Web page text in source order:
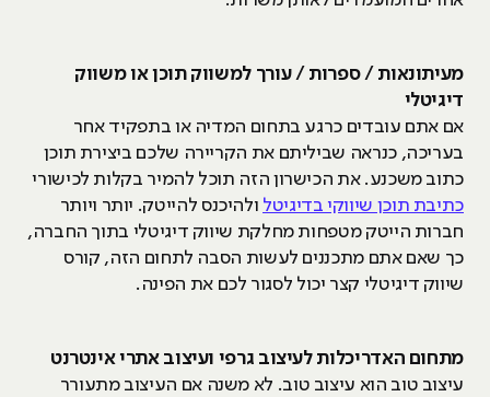
מעיתונאות / ספרות / עורך למשווק תוכן או משווק
דיגיטלי
אם אתם עובדים כרגע בתחום המדיה או בתפקיד אחר
בעריכה, כנראה שביליתם את הקריירה שלכם ביצירת תוכן
כתוב משכנע. את הכישרון הזה תוכל להמיר בקלות לכישורי
כתיבת תוכן שיווקי בדיגיטל ולהיכנס להייטק. יותר ויותר
חברות הייטק מטפחות מחלקת שיווק דיגיטלי בתוך החברה,
כך שאם אתם מתכננים לעשות הסבה לתחום הזה, קורס
שיווק דיגיטלי קצר יכול לסגור לכם את הפינה.
מתחום האדריכלות לעיצוב גרפי ועיצוב אתרי אינטרנט
עיצוב טוב הוא עיצוב טוב. לא משנה אם העיצוב מתעורר